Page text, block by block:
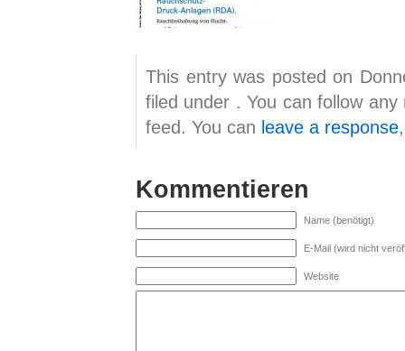
This entry was posted on
filed under . You can follow
feed. You can leave a response
Kommentieren
Name (benötigt)
E-Mail (wird nicht
Website